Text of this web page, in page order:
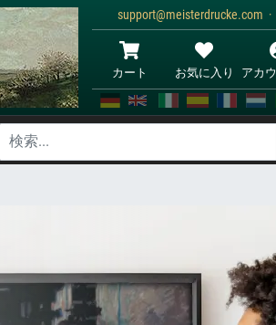
support@meisterdrucke.com
カート お気に入り アカ